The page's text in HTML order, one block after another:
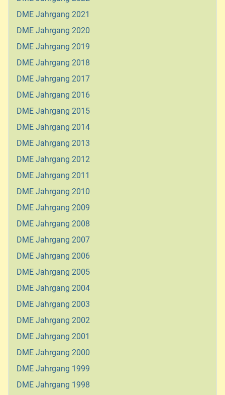
DME Jahrgang 2021
DME Jahrgang 2020
DME Jahrgang 2019
DME Jahrgang 2018
DME Jahrgang 2017
DME Jahrgang 2016
DME Jahrgang 2015
DME Jahrgang 2014
DME Jahrgang 2013
DME Jahrgang 2012
DME Jahrgang 2011
DME Jahrgang 2010
DME Jahrgang 2009
DME Jahrgang 2008
DME Jahrgang 2007
DME Jahrgang 2006
DME Jahrgang 2005
DME Jahrgang 2004
DME Jahrgang 2003
DME Jahrgang 2002
DME Jahrgang 2001
DME Jahrgang 2000
DME Jahrgang 1999
DME Jahrgang 1998